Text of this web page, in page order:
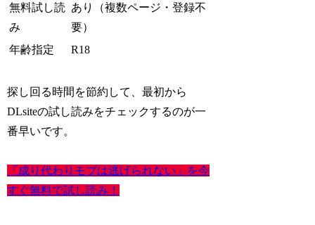
無料試し読
み
あり（複数ページ・登録不
要）
年齢指定
R18
探し回る時間を節約して、最初から
DLsiteの試し読みをチェックするのが一
番早いです。
「成り代わりモブは逃げられない」を今
すぐ無料で試し読み！